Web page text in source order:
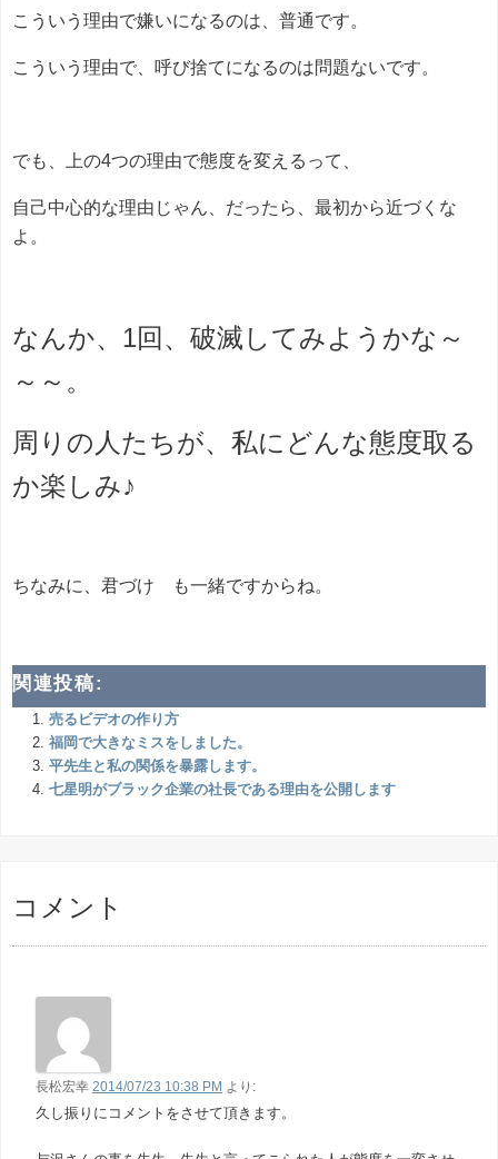
こういう理由で嫌いになるのは、普通です。
こういう理由で、呼び捨てになるのは問題ないです。
でも、上の4つの理由で態度を変えるって、
自己中心的な理由じゃん、だったら、最初から近づくな
よ。
なんか、1回、破滅してみようかな～
～～。
周りの人たちが、私にどんな態度取る
か楽しみ♪
ちなみに、君づけ も一緒ですからね。
関連投稿:
売るビデオの作り方
福岡で大きなミスをしました。
平先生と私の関係を暴露します。
七星明がブラック企業の社長である理由を公開します
コメント
長松宏幸 2014/07/23 10:38 PM より:
久し振りにコメントをさせて頂きます。